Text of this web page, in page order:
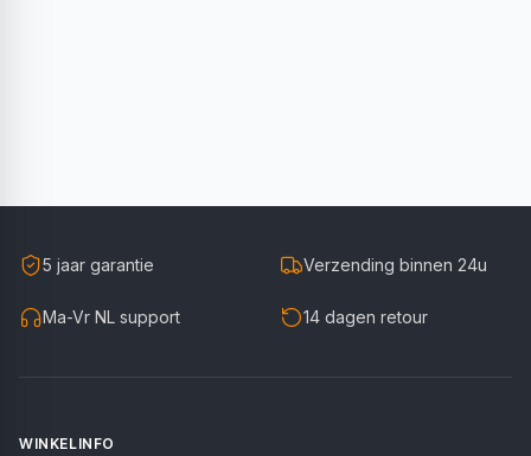
5 jaar garantie Verzending binnen 24u
Ma-Vr NL support 14 dagen retour
WINKELINFO